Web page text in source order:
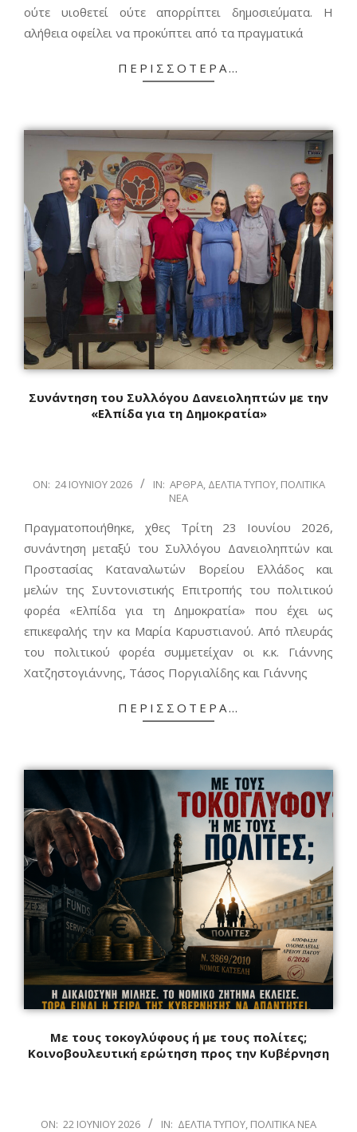
ούτε υιοθετεί ούτε απορρίπτει δημοσιεύματα. Η
αλήθεια οφείλει να προκύπτει από τα πραγματικά
ΠΕΡΙΣΣΌΤΕΡΑ…
Συνάντηση του Συλλόγου Δανειοληπτών με την
«Ελπίδα για τη Δημοκρατία»
2026-
24
ON: 24 ΙΟΥΝΊΟΥ 2026 IN: ΆΡΘΡΑ, ΔΕΛΤΊΑ ΤΎΠΟΥ, ΠΟΛΙΤΙΚΆ
ΝΈΑ
Πραγματοποιήθηκε, χθες Τρίτη 23 Ιουνίου 2026,
συνάντηση μεταξύ του Συλλόγου Δανειοληπτών και
Προστασίας Καταναλωτών Βορείου Ελλάδος και
μελών της Συντονιστικής Επιτροπής του πολιτικού
φορέα «Ελπίδα για τη Δημοκρατία» που έχει ως
επικεφαλής την κα Μαρία Καρυστιανού. Από πλευράς
του πολιτικού φορέα συμμετείχαν οι κ.κ. Γιάννης
Χατζηστογιάννης, Τάσος Ποργιαλίδης και Γιάννης
ΠΕΡΙΣΣΌΤΕΡΑ…
Με τους τοκογλύφους ή με τους πολίτες;
Κοινοβουλευτική ερώτηση προς την Κυβέρνηση
2026-
ON: 22 ΙΟΥΝΊΟΥ 2026 IN: ΔΕΛΤΊΑ ΤΎΠΟΥ, ΠΟΛΙΤΙΚΆ ΝΈΑ